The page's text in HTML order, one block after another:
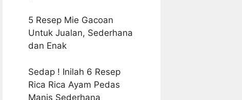
5 Resep Mie Gacoan
Untuk Jualan, Sederhana
dan Enak
Sedap ! Inilah 6 Resep
Rica Rica Ayam Pedas
Manis Sederhana